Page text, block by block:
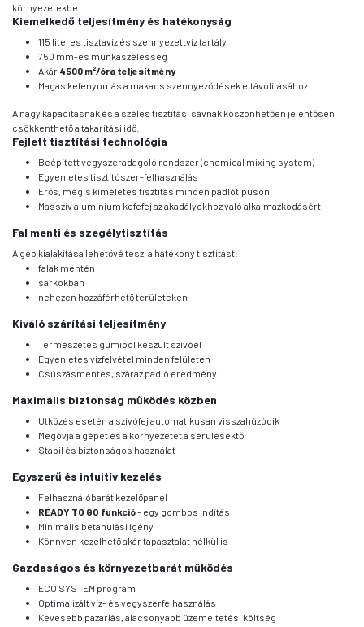
környezetekbe.
Kiemelkedő teljesítmény és hatékonyság
115 literes tisztavíz és szennyezettvíz tartály
750 mm-es munkaszélesség
Akár 4500 m²/óra teljesítmény
Magas kefenyomás a makacs szennyeződések eltávolításához
A nagy kapacitásnak és a széles tisztítási sávnak köszönhetően jelentősen
csökkenthető a takarítási idő.
Fejlett tisztítási technológia
Beépített vegyszeradagoló rendszer (chemical mixing system)
Egyenletes tisztítószer-felhasználás
Erős, mégis kíméletes tisztítás minden padlótípuson
Masszív alumínium kefefej az akadályokhoz való alkalmazkodásért
Fal menti és szegélytisztítás
A gép kialakítása lehetővé teszi a hatékony tisztítást:
falak mentén
sarkokban
nehezen hozzáférhető területeken
Kiváló szárítási teljesítmény
Természetes gumiból készült szívóél
Egyenletes vízfelvétel minden felületen
Csúszásmentes, száraz padló eredmény
Maximális biztonság működés közben
Ütközés esetén a szívófej automatikusan visszahúzódik
Megóvja a gépet és a környezetet a sérülésektől
Stabil és biztonságos használat
Egyszerű és intuitív kezelés
Felhasználóbarát kezelőpanel
READY TO GO funkció– egy gombos indítás
Minimális betanulási igény
Könnyen kezelhető akár tapasztalat nélkül is
Gazdaságos és környezetbarát működés
ECO SYSTEM program
Optimalizált víz- és vegyszerfelhasználás
Kevesebb pazarlás, alacsonyabb üzemeltetési költség